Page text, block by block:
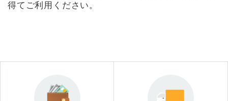
得てご利用ください。